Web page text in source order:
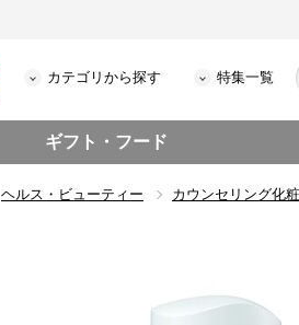
カテゴリから探す 特集一覧
ギフト・フード
ヘルス・ビューティー カウンセリング化